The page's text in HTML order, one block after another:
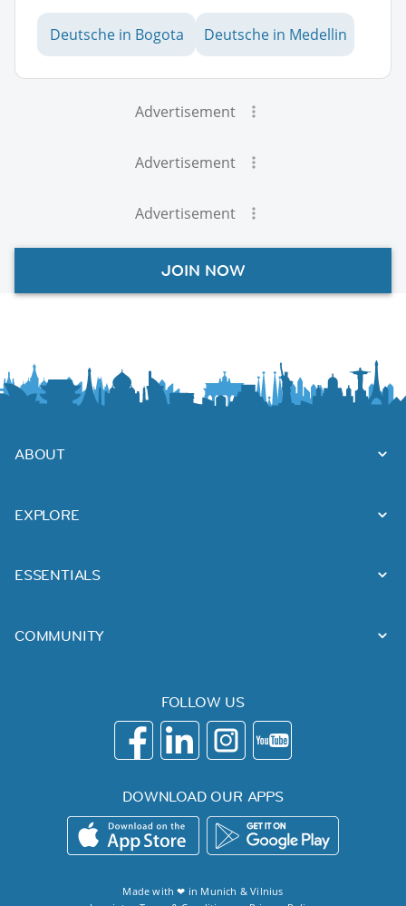
Deutsche in Bogota Deutsche in Medellin
Advertisement
Advertisement
Advertisement
JOIN NOW
ABOUT
EXPLORE
ESSENTIALS
COMMUNITY
FOLLOW US
DOWNLOAD OUR APPS
Made with ❤ in Munich &Vilnius